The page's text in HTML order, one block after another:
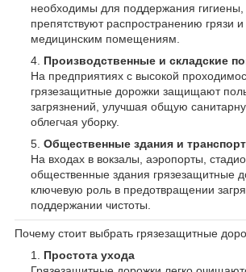
необходимы для поддержания гигиены,
препятствуют распространению грязи
медицинским помещениям.
Производственные и складские
На предприятиях с высокой
грязезащитные дорожки защищают
загрязнений, улучшая общую
облегчая уборку.
Общественные здания и
На входах в вокзалы, аэропорты,
общественные здания грязезащитные
ключевую роль в предотвращении
поддержании чистоты.
Почему стоит выбрать грязезащитные
Простота ухода